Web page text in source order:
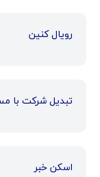
رویال کنین
تبدیل شرکت با
اسکن خبر